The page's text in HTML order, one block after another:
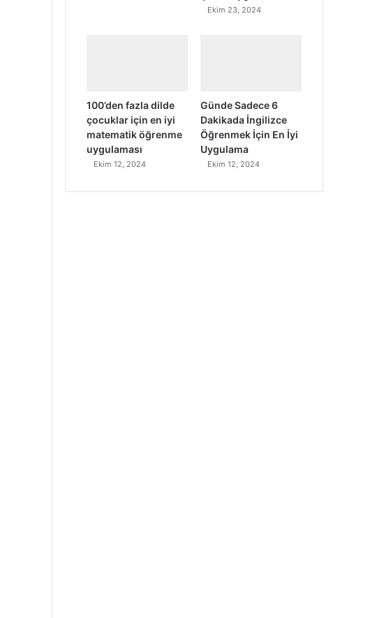
Ekim 23, 2024
100’den fazla dilde
çocuklar için en iyi
matematik öğrenme
uygulaması
Ekim 12, 2024
Günde Sadece 6
Dakikada İngilizce
Öğrenmek İçin En İyi
Uygulama
Ekim 12, 2024